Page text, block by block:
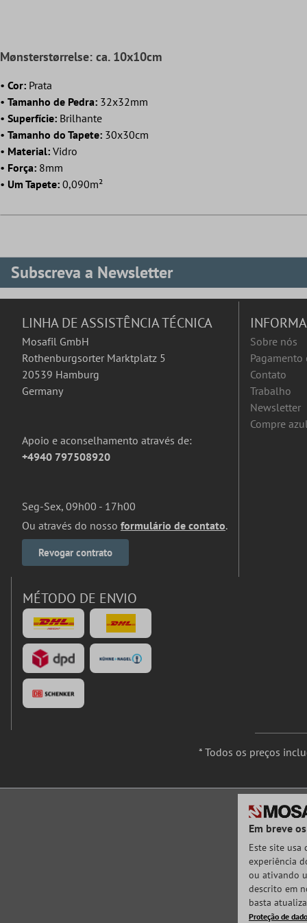
Mønsterstørrelse: ca. 10x10cm
• Cor: Prata
• Tamanho de Pedra: 32x32mm
• Superfície: Brilhante
• Tamanho do Tapete: 30x30cm
• Material: Vidro
• Força: 8mm
• Um Tapete: 0,090m²
Subscreva a Newsletter
LINHA DE ASSISTÊNCIA TÉCNICA
Mosafil GmbH
Rothenburgsorter Marktplatz 5
20539 Hamburg
Germany
Apoio e aconselhamento através de:
+4940 797508920
Seg-Sex, 09h00 - 17h00
Ou através do nosso formulário de contato.
Revogar contrato
Sobre nós
Pagamento
Contato
Trabalho
Newsletter
Compre
MÉTODO DE ENVIO
* Todos os preços
Em breve
Este site usa
experiência
ou ativando
descrito em
basta
Proteção de